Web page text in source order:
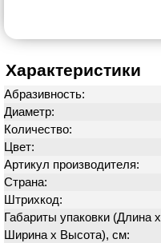
Характеристики
Абразивность:
Диаметр:
Количество:
Цвет:
Артикул производителя:
Страна:
Штрихкод:
Габариты упаковки (Длина х
Ширина х Высота), см: